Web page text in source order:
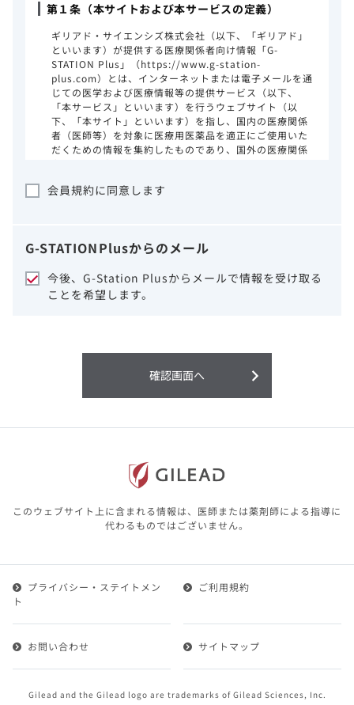
第１条（本サイトおよび本サービスの定義）
ギリアド・サイエンシズ株式会社（以下、「ギリアド」
といいます）が提供する医療関係者向け情報「G-
STATION Plus」（https://www.g-station-
plus.com）とは、インターネットまたは電子メールを通
じての医学および医療情報等の提供サービス（以下、
「本サービス」といいます）を行うウェブサイト（以
下、「本サイト」といいます）を指し、国内の医療関係
者（医師等）を対象に医療用医薬品を適正にご使用いた
だくための情報を集約したものであり、国外の医療関係
事項をご熟読いただき、同意された場合のみご利用くだ
ギリアドは、本サイトのコンテンツについて
細心の注意を払い、正確かつ最新の情報を提
供するように努力をしておりますが、正確
性、確実性、妥当性、有用性、ご利用になら
利用することまたは利用できなかったことよ
り生じる損害については一切の責任を負いか
含む）の情報は、その製品またはその製品の
本サイト内の情報は、医師その他医療関係者
が行なうべきアドバイスやサービスを提供す
るものではありません。本サイトに表示され
ている情報は、決して、医師その他医療関係
1.会員とは、医療関係者の方で、本サービスの利用規約
ービスに登録を申し込みギリアドがこれを承認した方を
いいます。
けることができます。
会員規約に同意します
G-STATIONPlusからのメール
今後、G-Station Plusからメールで情報を受け取る
ことを希望します。
確認画面へ
このウェブサイト上に含まれる情報は、医師または薬剤師による指導に
代わるものではございません。
Gilead and the Gilead logo are trademarks of Gilead Sciences, Inc.
プライバシー・ステイトメン
ト
ご利用規約
お問い合わせ サイトマップ